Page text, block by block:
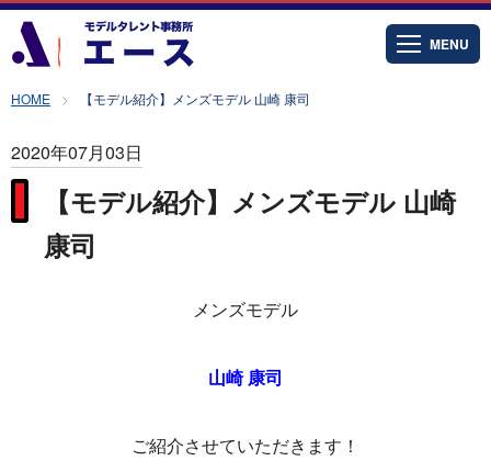
MENU
HOME 【モデル紹介】メンズモデル 山崎 康司
2020年07月03日
【モデル紹介】メンズモデル 山崎
康司
メンズモデル
山崎 康司
ご紹介させていただきます！